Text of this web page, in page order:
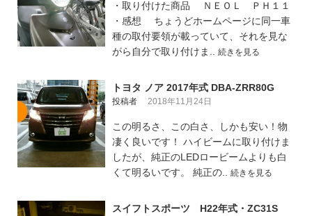
・取り付けた商品 ＮＥＯＬ ＰＨ１１
・感想 ちょうどホームページに同一車
種の取付要領が載っていて、それを見な
がら自分で取り付けま.. 続きを見る
トヨタ ノア 2017年式 DBA-ZRR80G
投稿者 2018年11月24日
この明るさ、この白さ、しかも安い！物
凄く良いです！ ハイビームに取り付けま
したが、純正のLEDロービームよりも白
くて明るいです。 純正の.. 続きを見る
スイフトスポーツ H22年式・ZC31S